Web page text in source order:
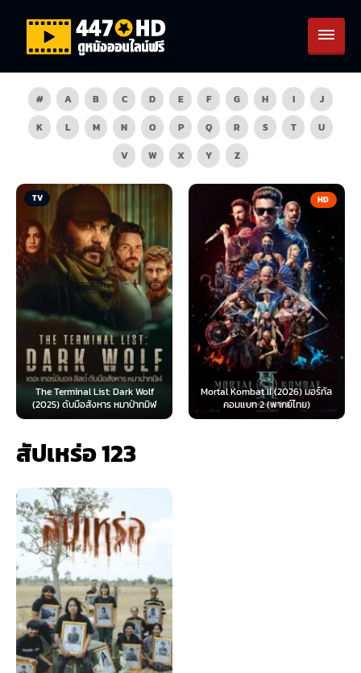
# A B C D E F G H I
J
K
L M N O P Q R S T
U
V
W X Y Z
TV
The Terminal List: Dark Wolf
(2025) ดับมือสังหาร หมาป่าทมิฬ
HD
Mortal Kombat II (2026) มอร์ทัล
คอมแบท 2 (พากย์ไทย)
สัปเหร่อ 123